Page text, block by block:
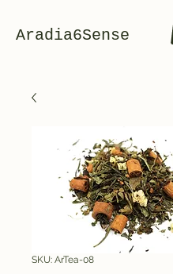
Aradia6Sense
SKU: ArTea-08